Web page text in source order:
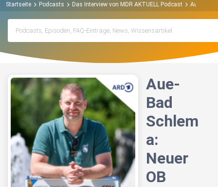
Startseite Podcasts Das Interview von MDR AKTUELL Podcast Aue-Bad
Aue-
Bad
Schlem
a:
Neuer
OB